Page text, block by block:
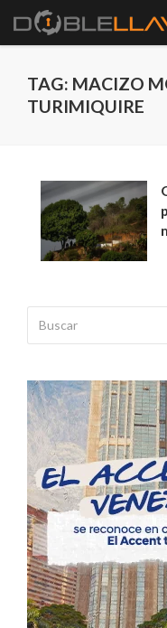
TAG: MACIZO
TURIMIQUIRE